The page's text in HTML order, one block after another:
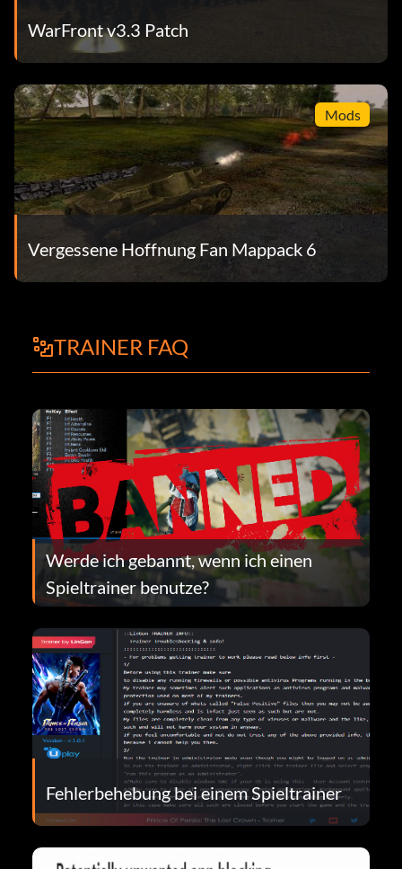
WarFront v3.3 Patch
Mods
Vergessene Hoffnung Fan Mappack 6
TRAINER FAQ
Werde ich gebannt, wenn ich einen
Spieltrainer benutze?
Fehlerbehebung bei einem Spieltrainer